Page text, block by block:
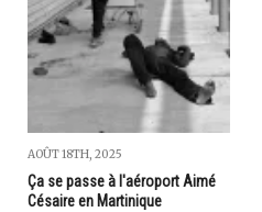
AOÛT 18TH, 2025
Ça se passe à l'aéroport Aimé
Césaire en Martinique